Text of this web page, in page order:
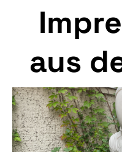
aus